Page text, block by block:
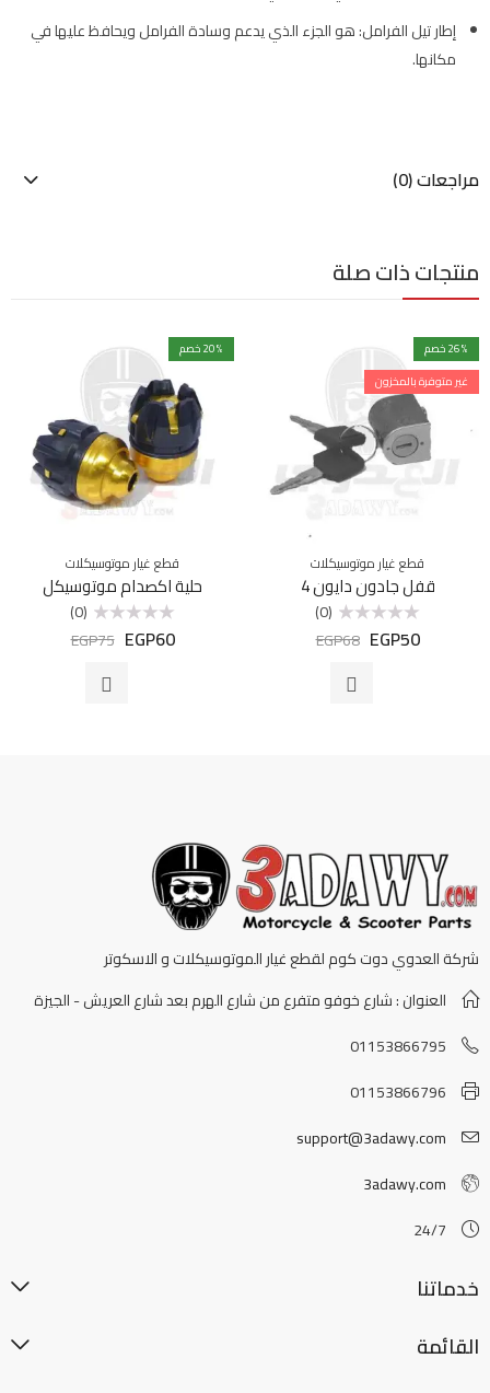
إطار تيل الفرامل: هو الجزء الذي يدعم وسادة الفرامل ويحافظ عليها في
مكانها.
مراجعات (0)
منتجات ذات صلة
26% خصم
غير متوفرة بالمخزون
قطع غيار موتوسيكلات
قفل جادون دايون 4
التقييم
(0)
EGP50
EGP68
20% خصم
قطع غيار موتوسيكلات
حلية اكصدام موتوسيكل
التقييم
(0)
EGP60
EGP75
شركة العدوي دوت كوم لقطع غيار الموتوسيكلات و الاسكوتر
العنوان : شارع خوفو متفرع من شارع الهرم بعد شارع العريش - الجيزة
01153866795
01153866796
support@3adawy.com
3adawy.com
24/7
خدماتنا
القائمة